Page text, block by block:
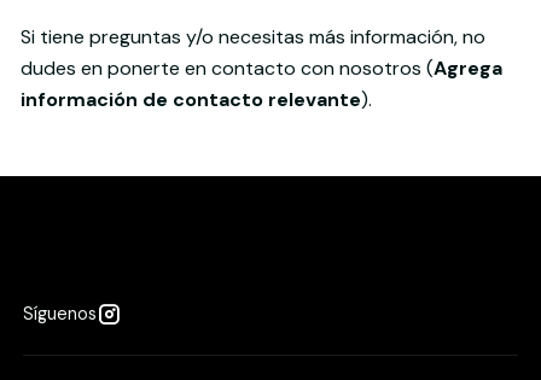
Si tiene preguntas y/o necesitas más información, no
dudes en ponerte en contacto con nosotros (Agrega
información de contacto relevante).
Síguenos